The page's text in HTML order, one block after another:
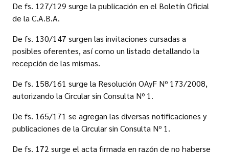
De fs. 127/129 surge la publicación en el Boletín Oficial
de la C.A.B.A.
De fs. 130/147 surgen las invitaciones cursadas a
posibles oferentes, así como un listado detallando la
recepción de las mismas.
De fs. 158/161 surge la Resolución OAyF Nº 173/2008,
autorizando la Circular sin Consulta Nº 1.
De fs. 165/171 se agregan las diversas notificaciones y
publicaciones de la Circular sin Consulta Nº 1.
De fs. 172 surge el acta firmada en razón de no haberse